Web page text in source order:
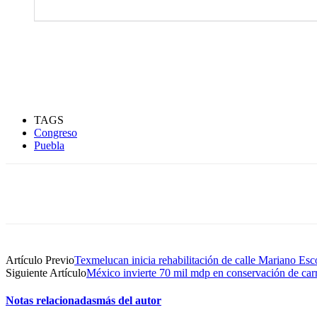
TAGS
Congreso
Puebla
Artículo PrevioTexmelucan inicia rehabilitación de calle Mariano
Siguiente ArtículoMéxico invierte 70 mil mdp en conservación de
Notas relacionadasmás del autor